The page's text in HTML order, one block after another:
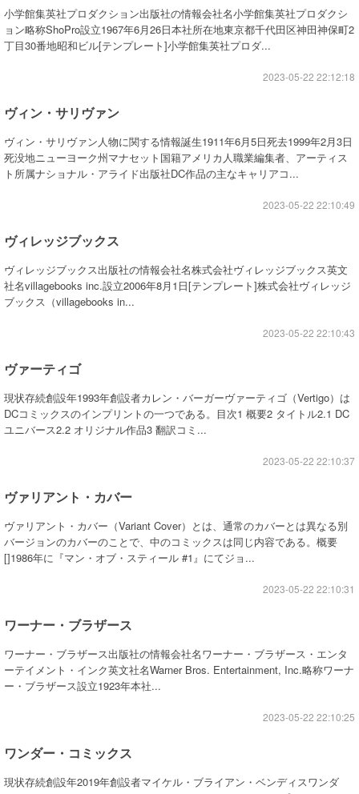
小学館集英社プロダクション出版社の情報会社名小学館集英社プロダクシ
ョン略称ShoPro設立1967年6月26日本社所在地東京都千代田区神田神保町2
丁目30番地昭和ビル[テンプレート]小学館集英社プロダ...
2023-05-22 22:12:18
ヴィン・サリヴァン
ヴィン・サリヴァン人物に関する情報誕生1911年6月5日死去1999年2月3日
死没地ニューヨーク州マナセット国籍アメリカ人職業編集者、アーティス
ト所属ナショナル・アライド出版社DC作品の主なキャリアコ...
2023-05-22 22:10:49
ヴィレッジブックス
ヴィレッジブックス出版社の情報会社名株式会社ヴィレッジブックス英文
社名villagebooks inc.設立2006年8月1日[テンプレート]株式会社ヴィレッジ
ブックス（villagebooks in...
2023-05-22 22:10:43
ヴァーティゴ
現状存続創設年1993年創設者カレン・バーガーヴァーティゴ（Vertigo）は
DCコミックスのインプリントの一つである。目次1 概要2 タイトル2.1 DC
ユニバース2.2 オリジナル作品3 翻訳コミ...
2023-05-22 22:10:37
ヴァリアント・カバー
ヴァリアント・カバー（Variant Cover）とは、通常のカバーとは異なる別
バージョンのカバーのことで、中のコミックスは同じ内容である。概要
[]1986年に『マン・オブ・スティール #1』にてジョ...
2023-05-22 22:10:31
ワーナー・ブラザース
ワーナー・ブラザース出版社の情報会社名ワーナー・ブラザース・エンタ
ーテイメント・インク英文社名Warner Bros. Entertainment, Inc.略称ワーナ
ー・ブラザース設立1923年本社...
2023-05-22 22:10:25
ワンダー・コミックス
現状存続創設年2019年創設者マイケル・ブライアン・ベンディスワンダ